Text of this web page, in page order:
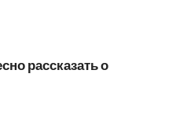
рассказать о